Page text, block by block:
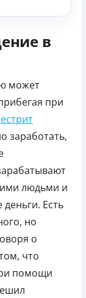
в
может
при
заработать,
людьми и
Есть
но
о
что
помощи